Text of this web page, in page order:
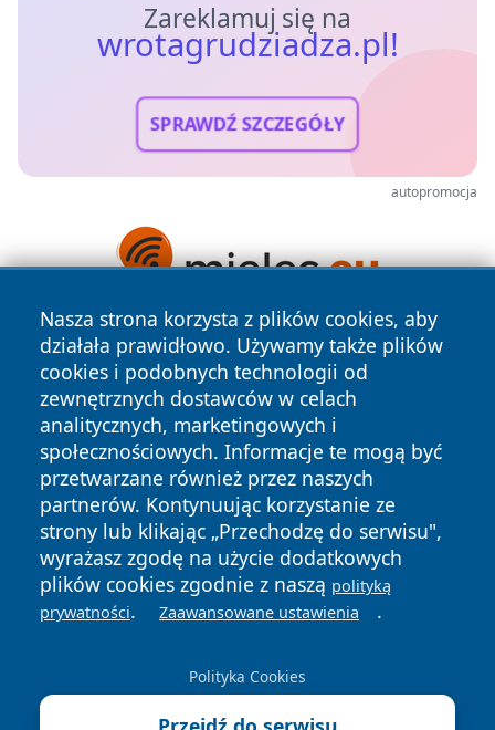
Zareklamuj się na
wrotagrudziadza.pl!
SPRAWDŹ SZCZEGÓŁY
autopromocja
Nasza strona korzysta z plików cookies, aby
działała prawidłowo. Używamy także plików
cookies i podobnych technologii od
zewnętrznych dostawców w celach
analitycznych, marketingowych i
społecznościowych. Informacje te mogą być
przetwarzane również przez naszych
partnerów. Kontynuując korzystanie ze
strony lub klikając „Przechodzę do serwisu",
wyrażasz zgodę na użycie dodatkowych
plików cookies zgodnie z naszą polityką
prywatności. Zaawansowane ustawienia .
Polityka Cookies
Copyright © 2026 wrotagrudziadza.pl Wszystkie prawa
zastrzeżone.
News Autorzy
Polityka
Prywatności
Polityka
Cookies